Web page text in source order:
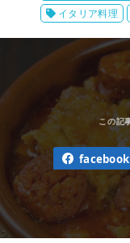
イタリア料理
facebook